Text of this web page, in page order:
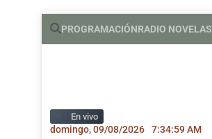
Saltar
PROGRAMACIÓNRADIO NOVELAS
En vivo
domingo, 09/08/2026 7:35:00 AM